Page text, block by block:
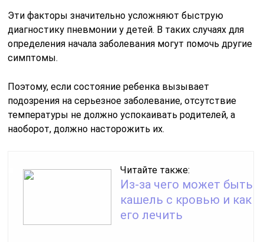
Эти факторы значительно усложняют быструю
диагностику пневмонии у детей. В таких случаях для
определения начала заболевания могут помочь другие
симптомы.
Поэтому, если состояние ребенка вызывает
подозрения на серьезное заболевание, отсутствие
температуры не должно успокаивать родителей, а
наоборот, должно насторожить их.
Читайте также:
Из-за чего может быть
кашель с кровью и как
его лечить